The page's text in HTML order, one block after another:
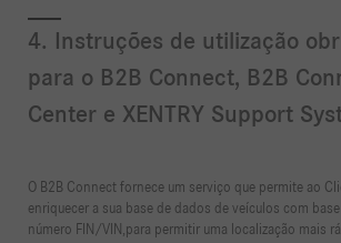
4. Instruções de utilização
para o B2B Connect, B2B
Center e XENTRY Support
O B2B Connect fornece um serviço que permite ao
enriquecer a sua base de dados de veículos com
número FIN/VIN,para permitir uma localização mais